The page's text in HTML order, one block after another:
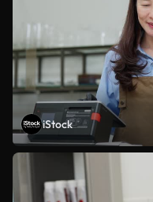
iStock